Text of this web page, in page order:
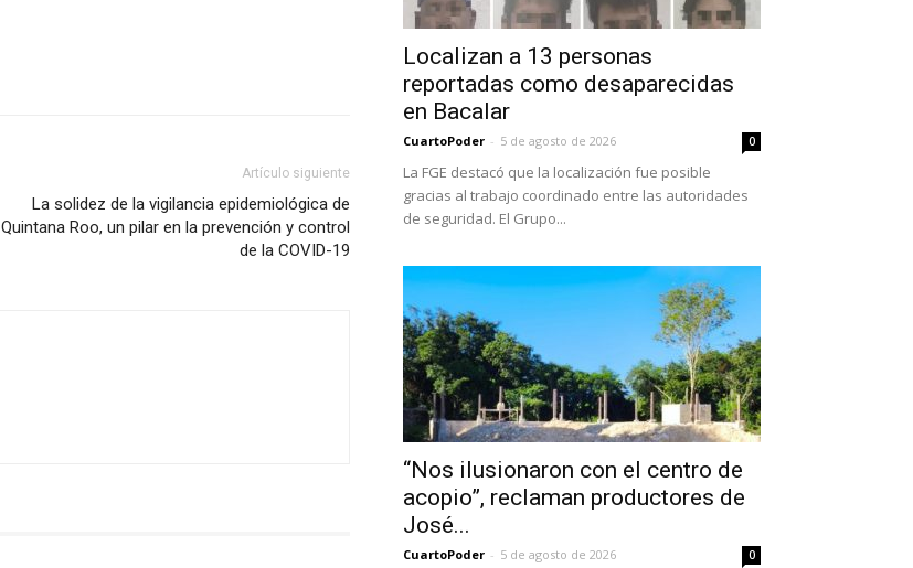
Artículo siguiente
La solidez de la vigilancia epidemiológica de
Quintana Roo, un pilar en la prevención y control
de la COVID-19
Localizan a 13 personas
reportadas como desaparecidas
en Bacalar
CuartoPoder - 5 de agosto de 2026 0
La FGE destacó que la localización fue posible
gracias al trabajo coordinado entre las autoridades
de seguridad. El Grupo...
“Nos ilusionaron con el centro de
acopio”, reclaman productores de
José...
CuartoPoder - 5 de agosto de 2026 0